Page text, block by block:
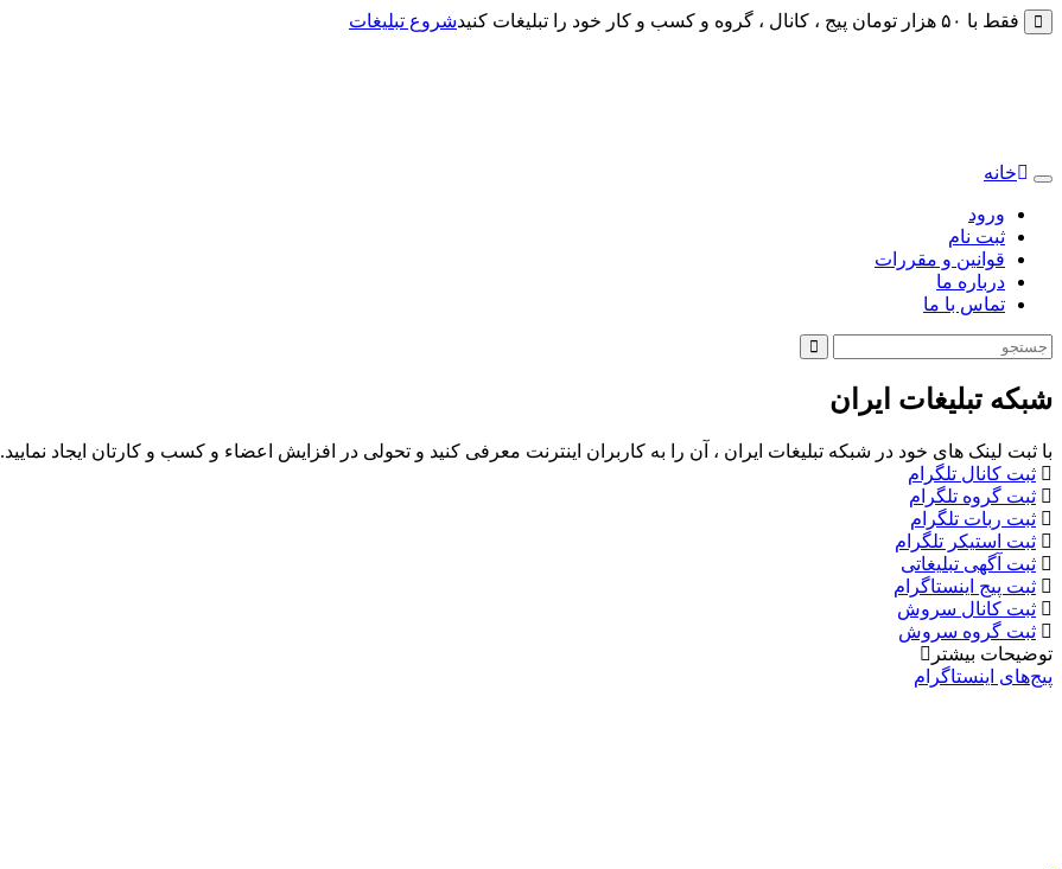
فقط با ۵۰ هزار تومان پیج ، کانال ، گروه و کسب و کار خود را تبلیغات کنید شروع تبلیغات
Toggle
خانه
ورود
ثبت نام
قوانین و مقررات
درباره ما
تماس با ما
شبکه تبلیغات ایران
با ثبت لینک های خود در شبکه تبلیغات ایران ، آن را به کاربران اینترنت معرفی کنید و تحولی در افزایش اعضاء و کسب و کارتان ایجاد نمایید.
ثبت کانال تلگرام
ثبت گروه تلگرام
ثبت ربات تلگرام
ثبت استیکر تلگرام
ثبت آگهی تبلیغاتی
ثبت پیج اینستاگرام
ثبت کانال سروش
ثبت گروه سروش
توضیحات بیشتر
پیج‌های اینستاگرام